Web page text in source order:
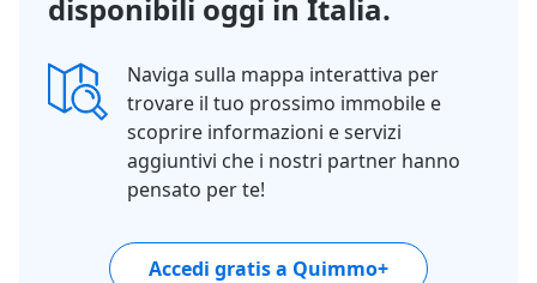
disponibili oggi in Italia.
Naviga sulla mappa interattiva per
trovare il tuo prossimo immobile e
scoprire informazioni e servizi
aggiuntivi che i nostri partner hanno
pensato per te!
Accedi gratis a Quimmo+